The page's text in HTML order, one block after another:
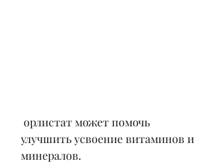
улучшить усвоение витаминов и
минералов.